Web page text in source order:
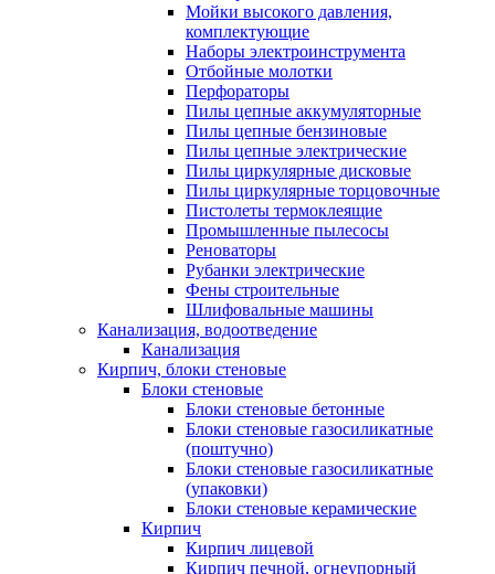
Мойки высокого давления,
комплектующие
Наборы электроинструмента
Отбойные молотки
Перфораторы
Пилы цепные аккумуляторные
Пилы цепные бензиновые
Пилы цепные электрические
Пилы циркулярные дисковые
Пилы циркулярные торцовочные
Пистолеты термоклеящие
Промышленные пылесосы
Реноваторы
Рубанки электрические
Фены строительные
Шлифовальные машины
Канализация, водоотведение
Канализация
Кирпич, блоки стеновые
Блоки стеновые
Блоки стеновые бетонные
Блоки стеновые газосиликатные
(поштучно)
Блоки стеновые газосиликатные
(упаковки)
Блоки стеновые керамические
Кирпич
Кирпич лицевой
Кирпич печной, огнеупорный